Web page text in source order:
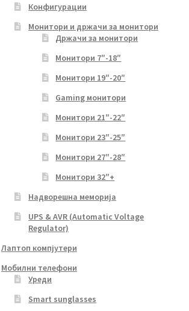
Конфигурации
Монитори и држачи за монитори
Држачи за монитори
Монитори 7″-18″
Монитори 19″-20″
Gaming монитори
Монитори 21″-22″
Монитори 23″-25″
Монитори 27″-28″
Монитори 32″+
Надворешна меморија
UPS & AVR (Automatic Voltage
Regulator)
Лаптоп компјутери
Мобилни телефони
Уреди
Smart sunglasses